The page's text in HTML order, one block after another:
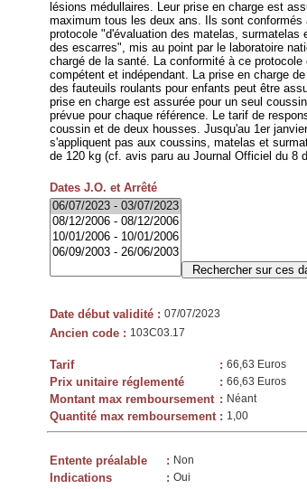
lésions médullaires. Leur prise en charge est
maximum tous les deux ans. Ils sont conformés
protocole "d'évaluation des matelas, surmatelas
des escarres", mis au point par le laboratoire
chargé de la santé. La conformité à ce
compétent et indépendant. La prise en charge
des fauteuils roulants pour enfants peut être
prise en charge est assurée pour un seul
prévue pour chaque référence. Le tarif de
coussin et de deux housses. Jusqu'au 1er
s'appliquent pas aux coussins, matelas et
de 120 kg (cf. avis paru au Journal Officiel du 8
Dates J.O. et Arrêté
Date début validité : 07/07/2023
Ancien code : 103C03.17
Tarif : 66,63 Euros
Prix unitaire réglementé : 66,63 Euros
Montant max remboursement : Néant
Quantité max remboursement : 1,00
Entente préalable : Non
Indications : Oui